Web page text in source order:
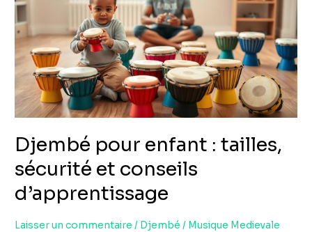
Djembé pour enfant : tailles,
sécurité et conseils
d’apprentissage
Laisser un commentaire / Djembé / Musique Medievale
tailles,
sécurité
et
conseils
d’apprentissage